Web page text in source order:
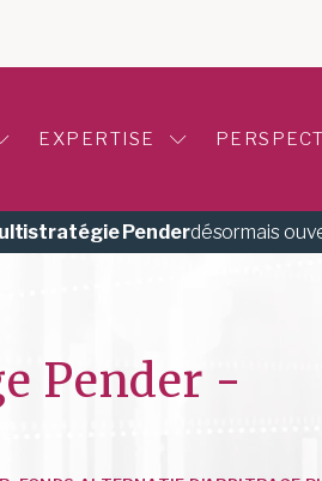
EXPERTISE
Penderdésormais
Pender -